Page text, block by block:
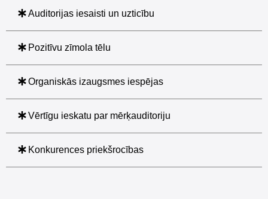
Auditorijas iesaisti un uzticību
Pozitīvu zīmola tēlu
Organiskās izaugsmes iespējas
Vērtīgu ieskatu par mērķauditoriju
Konkurences priekšrocības